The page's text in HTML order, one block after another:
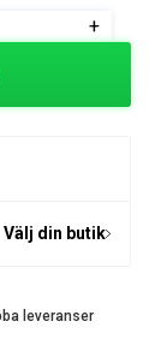
+
Välj din butik
leveranser